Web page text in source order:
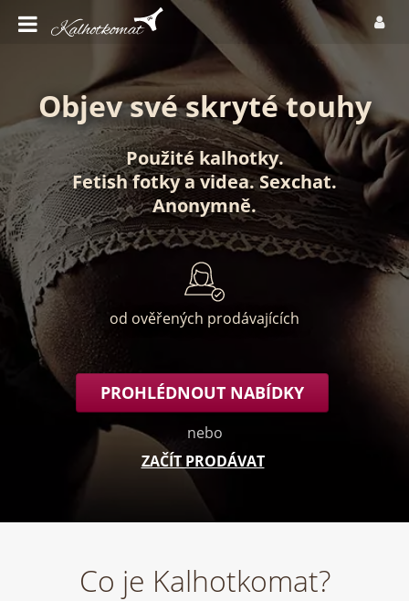
Objev své skryté touhy
Použité kalhotky.
Fetish fotkyavidea.Sexchat.
Anonymně.
od ověřených prodávajících
PROHLÉDNOUT NABÍDKY
nebo
ZAČÍT PRODÁVAT
Co je Kalhotkomat?